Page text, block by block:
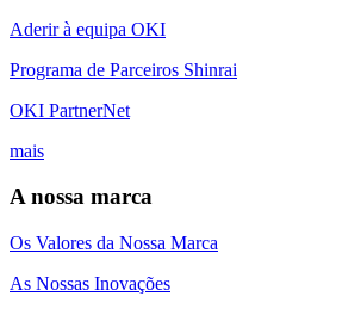
Aderir à equipa OKI
Programa de Parceiros Shinrai
OKI PartnerNet
mais
A nossa marca
Os Valores da Nossa Marca
As Nossas Inovações